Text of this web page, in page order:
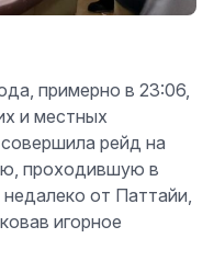
примерно в 23:06,
и местных
рейд на
проходившую в
от Паттайи,
игорное